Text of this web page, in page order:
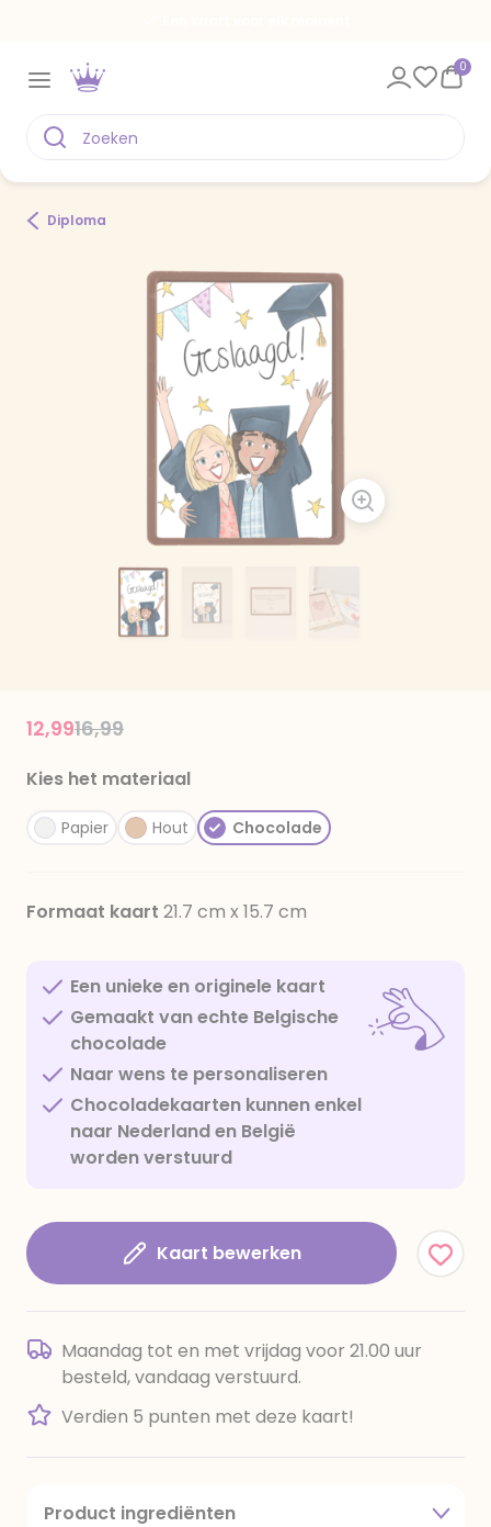
0
Diploma
Price reduced from
16,99to
12,99
Kies het materiaal
Papier Hout Chocolade
Formaat kaart 21.7 cm x 15.7 cm
Een unieke en originele kaart
Gemaakt van echte Belgische
chocolade
Naar wens te personaliseren
Chocoladekaarten kunnen enkel
naar Nederland en België
worden verstuurd
Kaart bewerken
Maandag tot en met vrijdag voor 21.00 uur
besteld, vandaag verstuurd.
Verdien 5 punten met deze kaart!
Product ingrediënten